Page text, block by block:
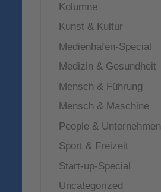
Kolumne
Kunst & Kultur
Medienhafen-Special
Medizin & Gesundheit
Mensch & Führung
Mensch & Maschine
People & Unternehmen
Sport & Freizeit
Start-up-Special
Uncategorized